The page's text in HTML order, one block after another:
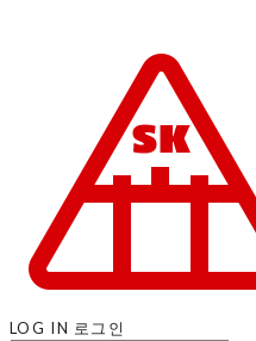
LOG IN 로그인